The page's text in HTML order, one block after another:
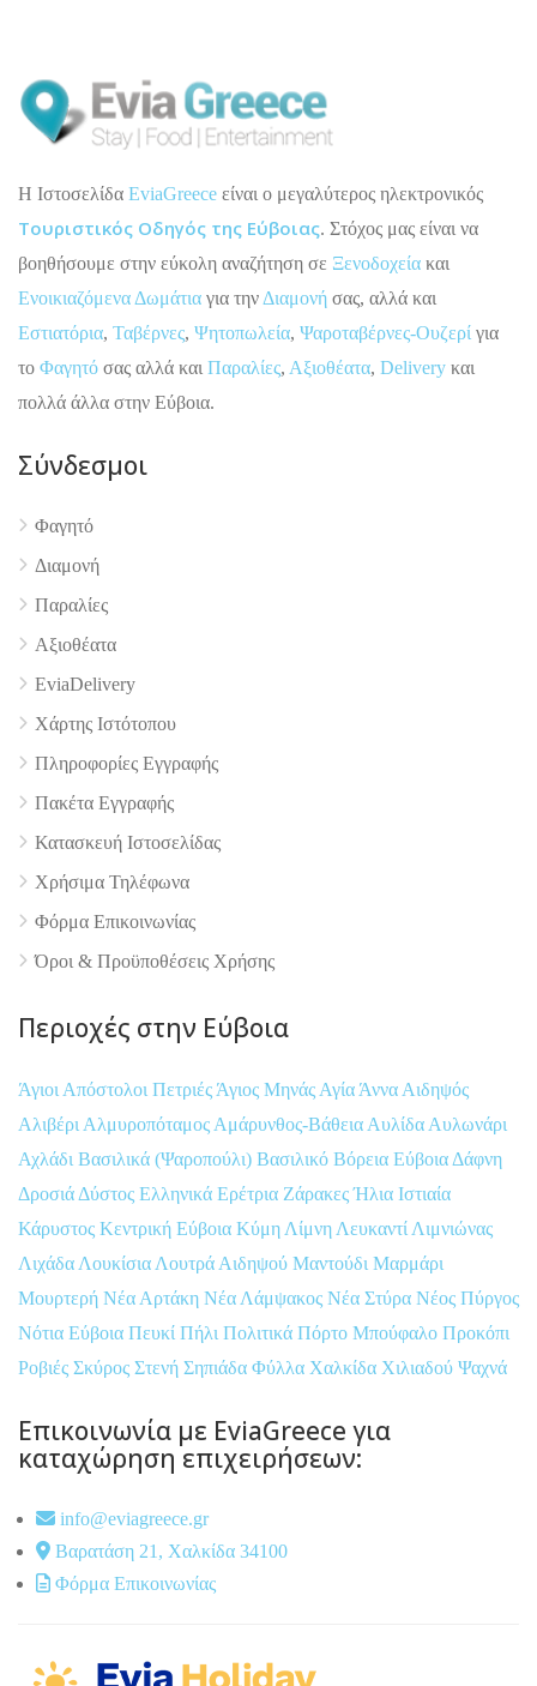
4.9
H Ιστοσελίδα EviaGreece είναι ο μεγαλύτερος ηλεκτρονικός
Τουριστικός Οδηγός της Εύβοιας. Στόχος μας είναι να
βοηθήσουμε στην εύκολη αναζήτηση σε Ξενοδοχεία και
Ενοικιαζόμενα Δωμάτια για την Διαμονή σας, αλλά και
Εστιατόρια, Ταβέρνες, Ψητοπωλεία, Ψαροταβέρνες-Ουζερί για
το Φαγητό σας αλλά και Παραλίες, Αξιοθέατα, Delivery και
πολλά άλλα στην Εύβοια.
Σύνδεσμοι
Φαγητό
Διαμονή
Παραλίες
Αξιοθέατα
EviaDelivery
Χάρτης Ιστότοπου
Πληροφορίες Εγγραφής
Πακέτα Εγγραφής
Κατασκευή Ιστοσελίδας
Χρήσιμα Τηλέφωνα
Φόρμα Επικοινωνίας
Όροι & Προϋποθέσεις Xρήσης
Περιοχές στην Εύβοια
Άγιοι Απόστολοι Πετριές Άγιος Μηνάς Αγία Άννα Αιδηψός
Αλιβέρι Αλμυροπόταμος Αμάρυνθος-Βάθεια Αυλίδα Αυλωνάρι
Αχλάδι Βασιλικά (Ψαροπούλι) Βασιλικό Βόρεια Εύβοια Δάφνη
Δροσιά Δύστος Ελληνικά Ερέτρια ΖάρακεςΉλια Ιστιαία
Κάρυστος Κεντρική Εύβοια Κύμη Λίμνη Λευκαντί Λιμνιώνας
Λιχάδα Λουκίσια Λουτρά Αιδηψού Μαντούδι Μαρμάρι
Μουρτερή Νέα Αρτάκη Νέα Λάμψακος Νέα Στύρα Νέος Πύργος
Νότια Εύβοια Πευκί Πήλι Πολιτικά Πόρτο Μπούφαλο Προκόπι
Ροβιές Σκύρος Στενή Σηπιάδα Φύλλα Χαλκίδα Χιλιαδού Ψαχνά
Επικοινωνία με EviaGreece για
καταχώρηση επιχειρήσεων:
info@eviagreece.gr
Βαρατάση 21, Χαλκίδα 34100
Φόρμα Επικοινωνίας